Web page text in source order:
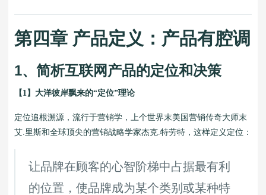
第四章 产品定义：产品有腔调
1、简析互联网产品的定位和决策
【1】大洋彼岸飘来的“定位”理论
定位追根溯源，流行于营销学，上个世界末美国营销传奇大师末
艾.里斯和全球顶尖的营销战略学家杰克.特劳特，这样定义定位：
让品牌在顾客的心智阶梯中占据最有利
的位置，使品牌成为某个类别或某种特